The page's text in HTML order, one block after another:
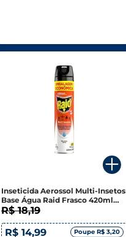
Inseticida Aerossol Multi-Insetos
Base Água Raid Frasco 420ml
Embalagem Econômica
R$ 18,19
R$ 14,99
Poupe R$ 3,20